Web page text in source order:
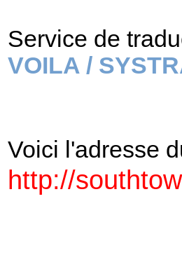
Service de
VOILA /
Voici l'adresse
http://